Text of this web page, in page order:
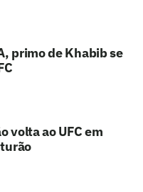
primo de Khabib se
volta ao UFC em